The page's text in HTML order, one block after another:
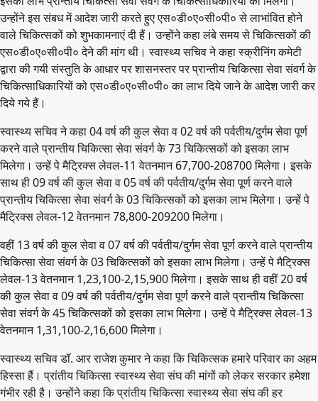
उन्होंने इस संबध में आदेश जारी करते हुए एस०डी०ए०सी०पी० से लाभांवित होने
वाले चिकित्सकों को शुभकामनाएं दी हैं। उन्होंने कहा लंबे समय से चिकित्सकों की
एस०डी०ए०सी०पी० देने की मांग थी। स्वास्थ्य सचिव ने कहा स्क्रीनिंग कमेटी
द्वारा की गयी संस्तुति के आधार पर शासनस्तर पर प्रान्तीय चिकित्सा सेवा संवर्ग के
चिकित्साधिकारियों को एस०डी०ए०सी०पी० का लाभ दिये जाने के आदेश जारी कर
दिये गये हैं।
स्वास्थ्य सचिव ने कहा 04 वर्ष की कुल सेवा व 02 वर्ष की पर्वतीय/दुर्गम सेवा पूर्ण
करने वाले प्रान्तीय चिकित्सा सेवा संवर्ग के 73 चिकित्सकों को इसका लाभ
मिलेगा। उन्हें पे मैट्रिक्स लेवल-11 वेतनमान 67,700-208700 मिलेगा। इसके
साथ ही 09 वर्ष की कुल सेवा व 05 वर्ष की पर्वतीय/दुर्गम सेवा पूर्ण करने वाले
प्रान्तीय चिकित्सा सेवा संवर्ग के 03 चिकित्सकों को इसका लाभ मिलेगा। उन्हें पे
मैट्रिक्स लेवल-12 वेतनमान 78,800-209200 मिलेगा।
वहीं 13 वर्ष की कुल सेवा व 07 वर्ष की पर्वतीय/दुर्गम सेवा पूर्ण करने वाले प्रान्तीय
चिकित्सा सेवा संवर्ग के 03 चिकित्सकों को इसका लाभ मिलेगा। उन्हें पे मैट्रिक्स
लेवल-13 वेतनमान 1,23,100-2,15,900 मिलेगा। इसके साथ ही वहीं 20 वर्ष
की कुल सेवा व 09 वर्ष की पर्वतीय/दुर्गम सेवा पूर्ण करने वाले प्रान्तीय चिकित्सा
सेवा संवर्ग के 45 चिकित्सकों को इसका लाभ मिलेगा। उन्हें पे मैट्रिक्स लेवल-13
वेतनमान 1,31,100-2,16,600 मिलेगा।
स्वास्थ्य सचिव डॉ. आर राजेश कुमार ने कहा कि चिकित्सक हमारे परिवार का अहम
हिस्सा हैं। प्रांतीय चिकित्सा स्वास्थ्य सेवा संघ की मांगों को लेकर सरकार हमेशा
गंभीर रही है। उन्होंने कहा कि प्रांतीय चिकित्सा स्वास्थ्य सेवा संघ की हर